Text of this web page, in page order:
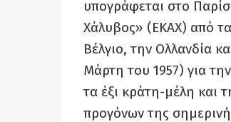
υπογράφεται στο
Χάλυβος» (ΕΚΑΧ) από τα
Βέλγιο, την Ολλανδία
Μάρτη του 1957) για
τα έξι κράτη-μέλη και
προγόνων της